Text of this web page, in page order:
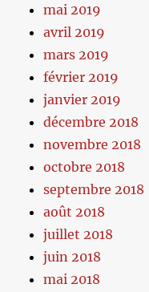
mai 2019
avril 2019
mars 2019
février 2019
janvier 2019
décembre 2018
novembre 2018
octobre 2018
septembre 2018
août 2018
juillet 2018
juin 2018
mai 2018